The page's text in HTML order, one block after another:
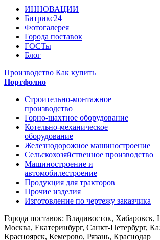
ИННОВАЦИИ
Битрикс24
Фотогалерея
Города поставок
ГОСТы
Блог
Производство Как купить
Портфолио
Строительно-монтажное
производство
Горно-шахтное оборудование
Котельно-механическое
оборудование
Железнодорожное машиностроение
Сельскохозяйственное производство
Машиностроение и
автомобилестроение
Продукция для тракторов
Прочие изделия
Изготовление по чертежу заказчика
Города поставок: Владивосток, Хабаровск,
Москва, Екатеринбург, Санкт-Петербург,
Красноярск, Кемерово, Рязань, Краснодар